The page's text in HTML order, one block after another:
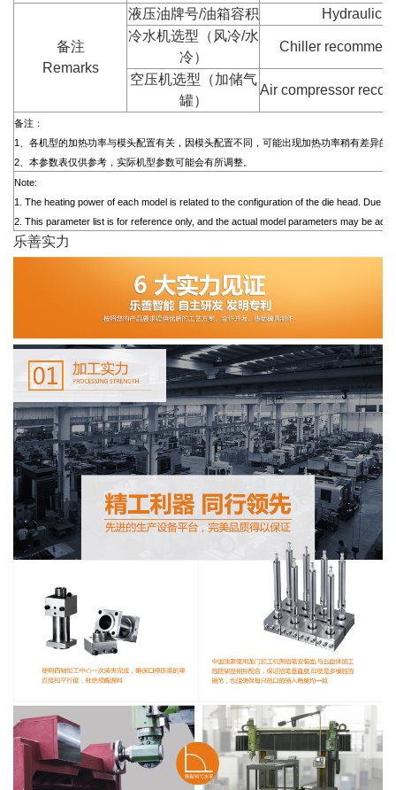
备注
Remarks
液压油牌号/油箱容积
Hydraulic
冷水机选型（风冷/水
冷）
Chiller
空压机选型（加储气
罐）
Air compressor
备注：
1、各机型的加热功率与模头配置有关，因模头配置不同，可能出现加热功率稍有差异的
2、本参数表仅供参考，实际机型参数可能会有所调整。
Note:
1. The heating power of each model is related to the configuration of the die head. Due
2. This parameter list is for reference only, and the actual model parameters may be
乐善实力